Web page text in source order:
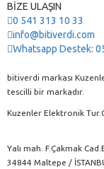
BİZE ULAŞIN
0 541 313 10 33
info@bitiverdi.com
Whatsapp Destek:
bitiverdi markası
tescilli bir
Kuzenler
Yalı mah. F.Çakmak
34844 Maltepe